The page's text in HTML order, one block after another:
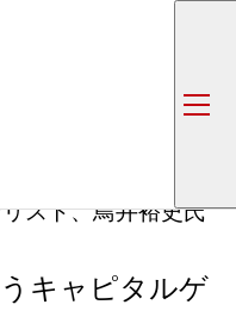
スト、鳥井裕史氏
うキャピタルゲ